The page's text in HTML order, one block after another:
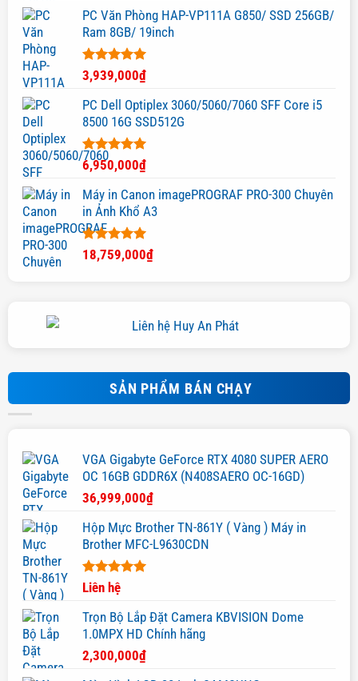
PC Văn Phòng HAP-VP111A G850/ SSD 256GB/
Ram 8GB/ 19inch
Được xếp
hạng 5.00
5 sao
3,939,000₫
PC Dell Optiplex 3060/5060/7060 SFF Core i5
8500 16G SSD512G
Được xếp
hạng 5.00
5 sao
6,950,000₫
Máy in Canon imagePROGRAF PRO-300 Chuyên
in Ảnh Khổ A3
Được xếp
hạng
5.00
18,759,000₫
SẢN PHẨM BÁN CHẠY
VGA Gigabyte GeForce RTX 4080 SUPER AERO
OC 16GB GDDR6X (N408SAERO OC-16GD)
36,999,000₫
Hộp Mực Brother TN-861Y ( Vàng ) Máy in
Brother MFC-L9630CDN
Được xếp
5.00
5 sao
Liên hệ
Trọn Bộ Lắp Đặt Camera KBVISION Dome
1.0MPX HD Chính hãng
2,300,000₫